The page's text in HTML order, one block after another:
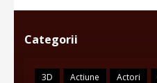
Categorii
3D Actiune Actori